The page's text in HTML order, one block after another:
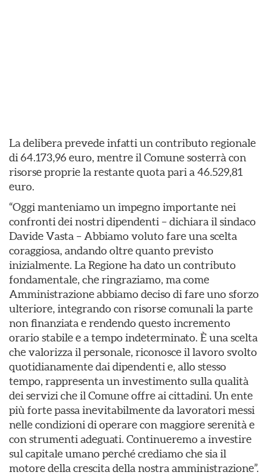
La delibera prevede infatti un contributo regionale
di 64.173,96 euro, mentre il Comune sosterrà con
risorse proprie la restante quota pari a 46.529,81
euro.
“Oggi manteniamo un impegno importante nei
confronti dei nostri dipendenti – dichiara il sindaco
Davide Vasta – Abbiamo voluto fare una scelta
coraggiosa, andando oltre quanto previsto
inizialmente. La Regione ha dato un contributo
fondamentale, che ringraziamo, ma come
Amministrazione abbiamo deciso di fare uno sforzo
ulteriore, integrando con risorse comunali la parte
non finanziata e rendendo questo incremento
orario stabile e a tempo indeterminato. È una scelta
che valorizza il personale, riconosce il lavoro svolto
quotidianamente dai dipendenti e, allo stesso
tempo, rappresenta un investimento sulla qualità
dei servizi che il Comune offre ai cittadini. Un ente
più forte passa inevitabilmente da lavoratori messi
nelle condizioni di operare con maggiore serenità e
con strumenti adeguati. Continueremo a investire
sul capitale umano perché crediamo che sia il
motore della crescita della nostra amministrazione”.